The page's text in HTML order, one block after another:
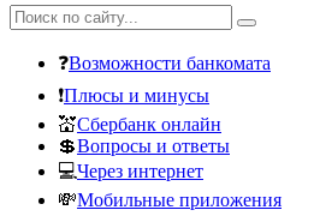
❓Возможности банкомата
❗Плюсы и минусы
💒Сбербанк онлайн
💲Вопросы и ответы
💻Через интернет
💸Мобильные приложения